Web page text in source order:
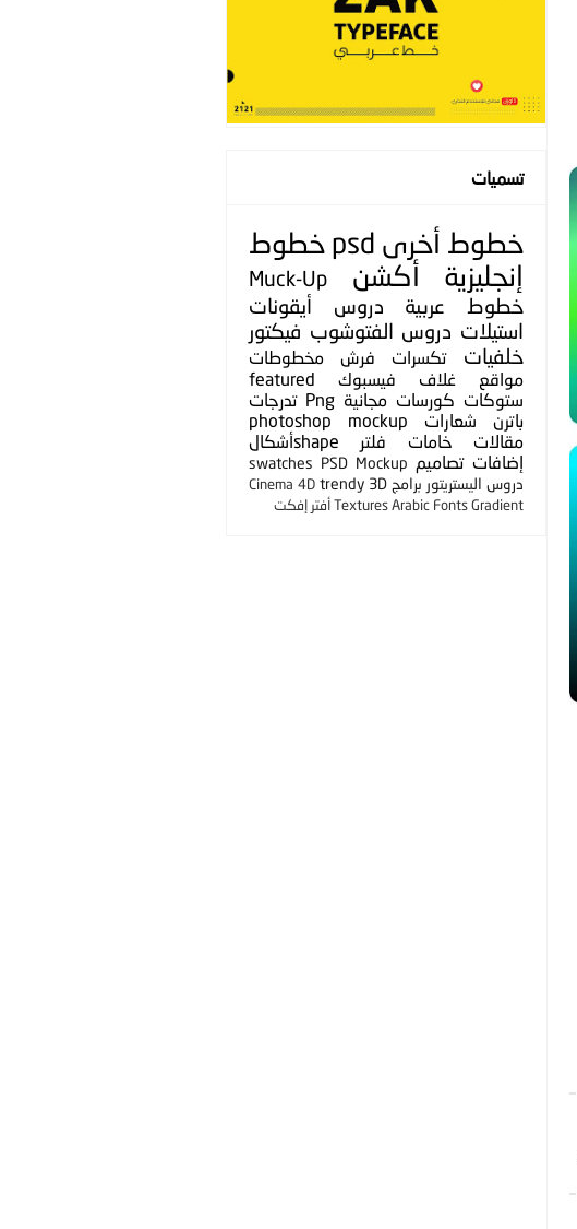
تسميات
خطوط أخرى psd خطوط
إنجليزية
أكشن
Muck-Up
خطوط عربية
دروس
أيقونات
استيلات دروس الفتوشوب فيكتور
خلفيات
تكسرات فرش
مخطوطات
مواقع
غلاف فيسبوك
featured
ستوكات كورسات مجانية Png تدرجات
باترن
شعارات
photoshop mockup
مقالات
خامات فلتر
shapeأشكال
إضافات تصاميم PSD Mockup
swatches
دروس اليستريتور برامج 3D
trendy
Cinema 4D
Gradient
Arabic Fonts
Texturesأفتر إفكت